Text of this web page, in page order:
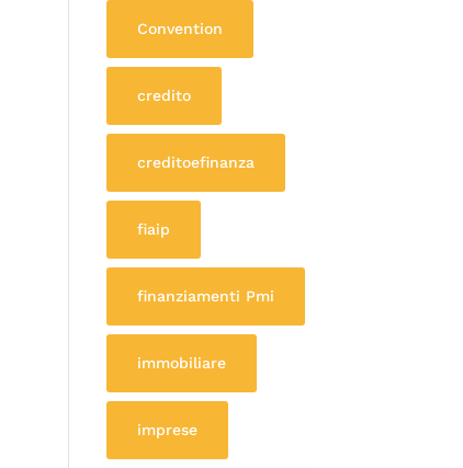
Convention
credito
creditoefinanza
fiaip
finanziamenti Pmi
immobiliare
imprese